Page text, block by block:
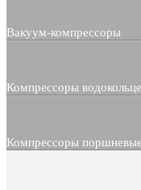
Вакуум-компрессоры
Компрессоры
Компрессоры